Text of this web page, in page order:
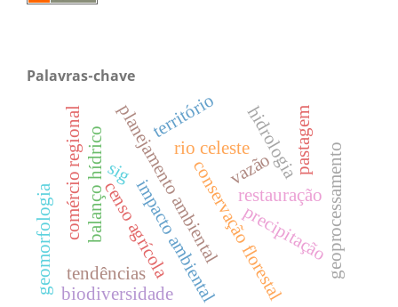
Palavras-chave
conservação florestal
impacto ambiental
censo agrícola
biodiversidade
rio celeste
tendências
precipitação
vazão
balanço hídrico
geomorfologia geoprocessamento
hidrologia
planejamento ambiental
território
comércio regional restauração
pastagem
sig